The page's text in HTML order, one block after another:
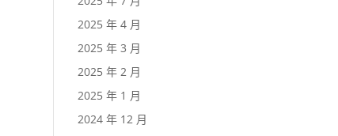
2025 年 4 月
2025 年 3 月
2025 年 2 月
2025 年 1 月
2024 年 12 月